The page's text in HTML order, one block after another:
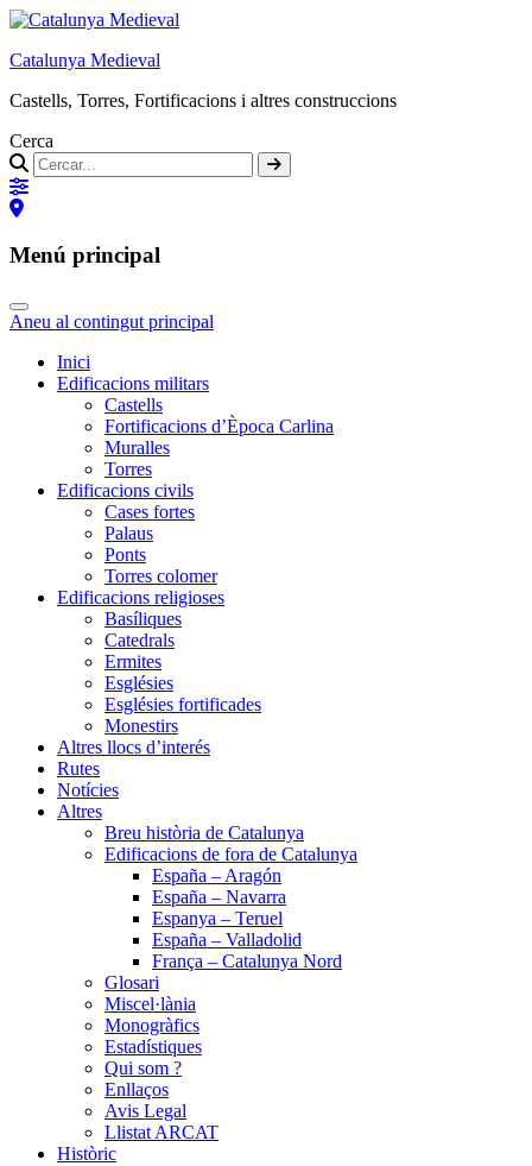
Catalunya Medieval
Castells, Torres, Fortificacions i altres construccions
Cerca
Menú principal
Aneu al contingut principal
Inici
Edificacions militars
Castells
Fortificacions d’Època Carlina
Muralles
Torres
Edificacions civils
Cases fortes
Palaus
Ponts
Torres colomer
Edificacions religioses
Basíliques
Catedrals
Ermites
Esglésies
Esglésies fortificades
Monestirs
Altres llocs d’interés
Rutes
Notícies
Altres
Breu història de Catalunya
Edificacions de fora de Catalunya
España – Aragón
España – Navarra
Espanya – Teruel
España – Valladolid
França – Catalunya Nord
Glosari
Miscel·lània
Monogràfics
Estadístiques
Qui som ?
Enllaços
Avis Legal
Llistat ARCAT
Històric